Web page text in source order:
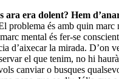
era dolent? Hem
problema és amb quin
mental és fer-se
d’aixecar la mirada. D’on
el que tenim, no hi
canviar o busques